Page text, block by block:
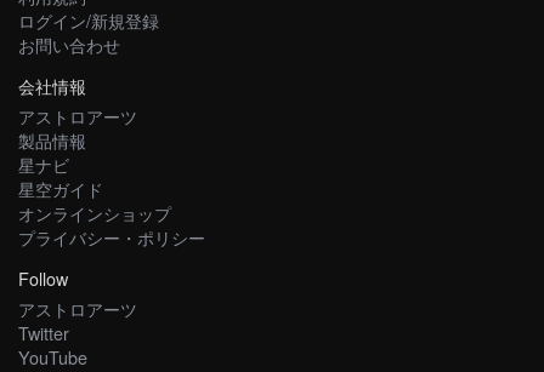
ログイン/新規登録
お問い合わせ
会社情報
アストロアーツ
製品情報
星ナビ
星空ガイド
オンラインショップ
プライバシー・ポリシー
Follow
アストロアーツ
Twitter
YouTube